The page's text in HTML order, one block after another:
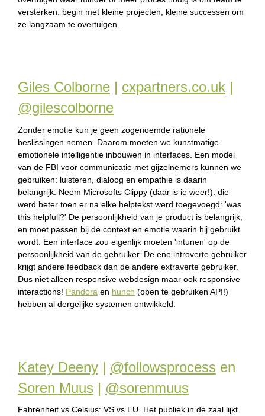
versterken: begin met kleine projecten, kleine successen om
ze langzaam te overtuigen.
Giles Colborne | cxpartners.co.uk |
@gilescolborne
Zonder emotie kun je geen zogenoemde rationele
beslissingen nemen. Daarom moeten we kunstmatige
emotionele intelligentie inbouwen in interfaces. Een model
van de FBI voor communicatie met gijzelnemers kunnen we
gebruiken: luisteren, dialoog en empathie is daarin
belangrijk. Neem Microsofts Clippy (daar is ie weer!): die
werd beter toen er na elke helptekst werd toegevoegd: 'was
this helpfull?' De persoonlijkheid van je product is belangrijk,
en moet passen bij de context en emotie waarin hij gebruikt
wordt. Een interface zou eigenlijk moeten 'intunen' op de
persoonlijkheid van de gebruiker. De ene introverte gebruiker
krijgt andere feedback dan de andere extraverte gebruiker.
Dus niet alleen responsive webdesign maar ook responsive
interactions! Pandora en hunch (open te gebruiken API!)
hebben al dergelijke systemen ontwikkeld.
Katey Deeny | @followsprocess en
Soren Muus | @sorenmuus
Fahrenheit vs Celsius: VS vs EU. Het publiek in de zaal lijkt